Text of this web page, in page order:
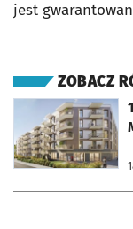
jest
ZOBACZ
otworzy się w nowej